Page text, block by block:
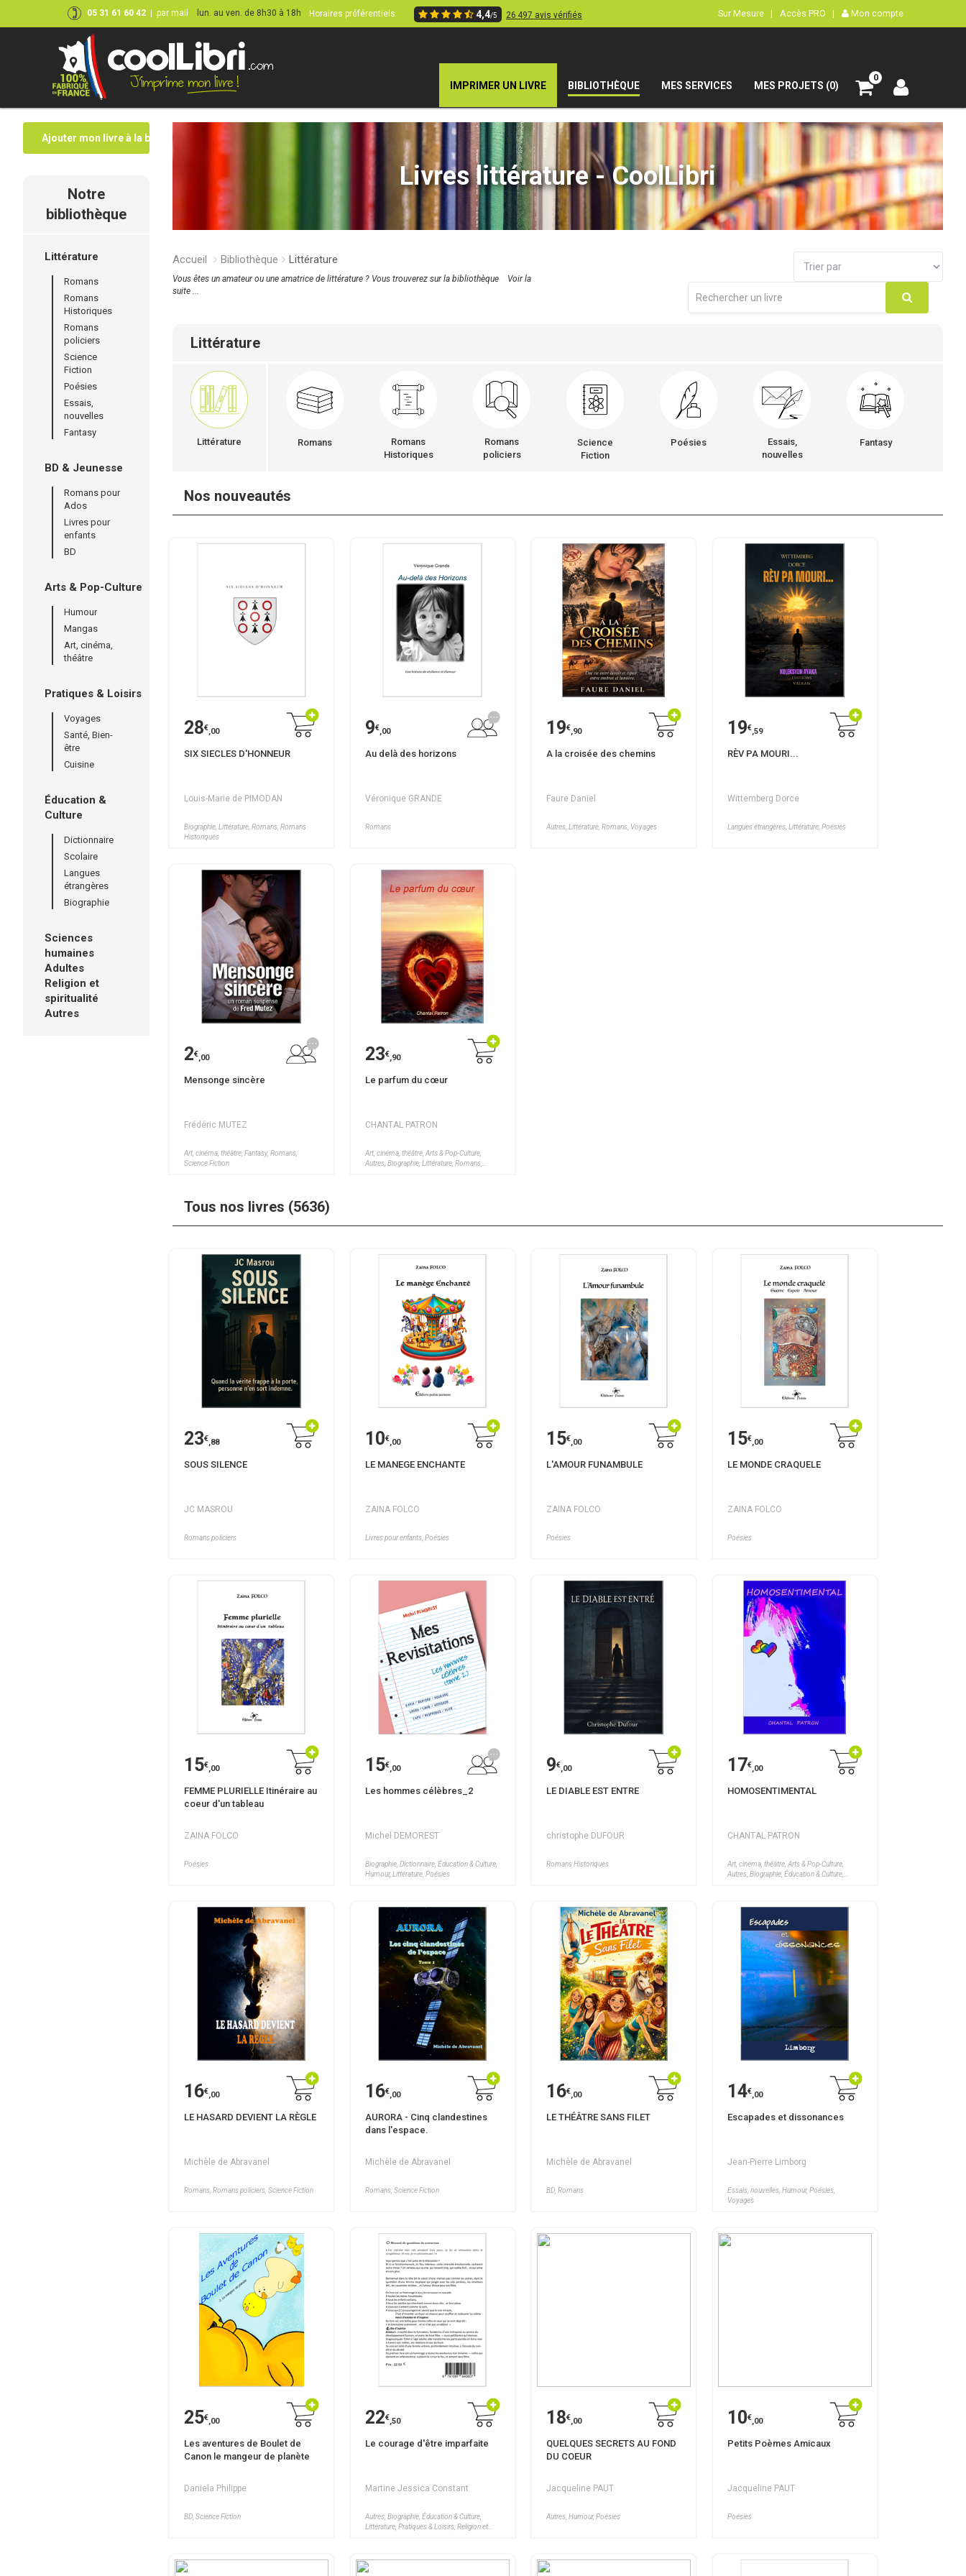
05 31 61 60 42 par mail lun. au ven. de 8h30 à 18h Horaires préférentiels 4,4/5 26 497 avis vérifiés Sur Mesure | Accès PRO | Mon compte
IMPRIMER UN LIVRE BIBLIOTHÈQUE MES SERVICES MES PROJETS (0)
0
Ajouter mon livre à la bibliothèque
Notre
bibliothèque
Littérature
Romans
Romans
Historiques
Romans
policiers
Science
Fiction
Poésies
Essais,
nouvelles
Fantasy
BD & Jeunesse
Romans pour
Ados
Livres pour
enfants
BD
Arts & Pop-Culture
Humour
Mangas
Art, cinéma,
théâtre
Pratiques & Loisirs
Voyages
Santé, Bien-
être
Cuisine
Éducation &
Culture
Dictionnaire
Scolaire
Langues
étrangères
Biographie
Sciences
humaines
Adultes
Religion et
spiritualité
Autres
Livres littérature - CoolLibri
Accueil Bibliothèque Littérature
Vous êtes un amateur ou une amatrice de littérature ? Vous trouverez sur la bibliothèque
Voir la
suite ...
Littérature
Littérature Romans
Romans
Historiques
Romans
policiers
Science
Fiction
Poésies
Essais,
nouvelles
Fantasy
Nos nouveautés
28€,00
SIX SIECLES D'HONNEUR
Louis-Marie de PIMODAN
Biographie, Littérature, Romans, Romans
Historiques
9€,00
Au delà des horizons
Véronique GRANDE
Romans
19€,90
A la croisée des chemins
Faure Daniel
Autres, Littérature, Romans, Voyages
19€,59
RÈV PA MOURI...
Wittemberg Dorce
Langues étrangères, Littérature, Poésies
2€,00
Mensonge sincère
Frédéric MUTEZ
Art, cinéma, théâtre, Fantasy, Romans,
Science Fiction
23€,90
Le parfum du cœur
CHANTAL PATRON
Art, cinéma, théâtre, Arts & Pop-Culture,
Autres, Biographie, Littérature, Romans,
Tous nos livres (5636)
23€,88
SOUS SILENCE
JC MASROU
Romans policiers
10€,00
LE MANEGE ENCHANTE
ZAINA FOLCO
Livres pour enfants, Poésies
15€,00
L'AMOUR FUNAMBULE
ZAINA FOLCO
Poésies
15€,00
LE MONDE CRAQUELE
ZAINA FOLCO
Poésies
15€,00
FEMME PLURIELLE Itinéraire au
coeur d'un tableau
ZAINA FOLCO
Poésies
15€,00
Les hommes célèbres_2
Michel DEMOREST
Biographie, Dictionnaire, Éducation & Culture,
Humour, Littérature, Poésies
9€,00
LE DIABLE EST ENTRE
christophe DUFOUR
Romans Historiques
17€,00
HOMOSENTIMENTAL
CHANTAL PATRON
Art, cinéma, théâtre, Arts & Pop-Culture,
Autres, Biographie, Éducation & Culture,
16€,00
LE HASARD DEVIENT LA RÈGLE
Michèle de Abravanel
Romans, Romans policiers, Science Fiction
16€,00
AURORA - Cinq clandestines
dans l'espace.
Michèle de Abravanel
Romans, Science Fiction
16€,00
LE THÉÂTRE SANS FILET
Michèle de Abravanel
BD, Romans
14€,00
Escapades et dissonances
Jean-Pierre Limborg
Essais, nouvelles, Humour, Poésies,
Voyages
25€,00
Les aventures de Boulet de
Canon le mangeur de planète
Daniela Philippe
BD, Science Fiction
22€,50
Le courage d'être imparfaite
Martine Jessica Constant
Autres, Biographie, Éducation & Culture,
Littérature, Pratiques & Loisirs, Religion et
18€,00
QUELQUES SECRETS AU FOND
DU COEUR
Jacqueline PAUT
Autres, Humour, Poésies
10€,00
Petits Poèmes Amicaux
Jacqueline PAUT
Poésies